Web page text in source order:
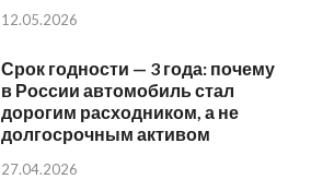
12.05.2026
Срок годности — 3 года: почему
в России автомобиль стал
дорогим расходником, а не
долгосрочным активом
27.04.2026